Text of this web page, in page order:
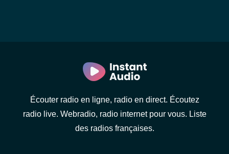
Écouter radio en ligne, radio en direct. Écoutez
radio live. Webradio, radio internet pour vous. Liste
des radios françaises.